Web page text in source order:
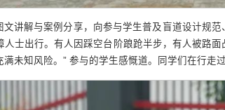
讲解与案例分享，向参与学生普及盲道设计规
人士出行。有人因踩空台阶踉跄半步，有人被路
未知风险。” 参与的学生感慨道。同学们在行走